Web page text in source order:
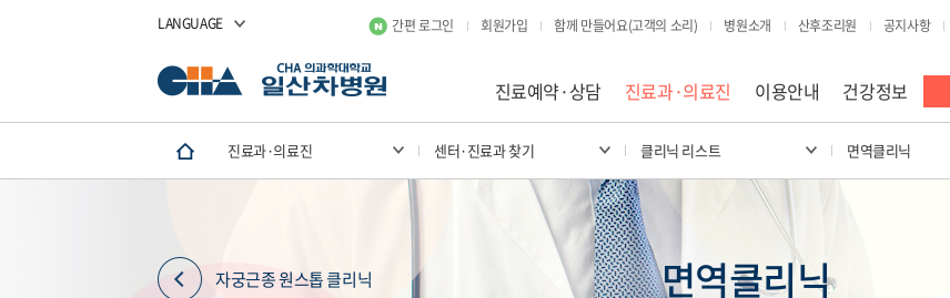
LANGUAGE 간편 로그인 회원가입 함께 만들어요(고객의 소리) 병원소개 산후조리원 공지사항
진료예약·상담 진료과·의료진 이용안내 건강정보
진료과·의료진 센터·진료과 찾기 클리닉 리스트 면역클리닉
자궁근종 원스톱 클리닉 면역클리닉